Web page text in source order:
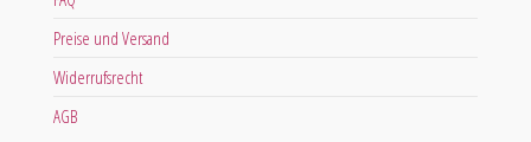
Preise und Versand
Widerrufsrecht
AGB